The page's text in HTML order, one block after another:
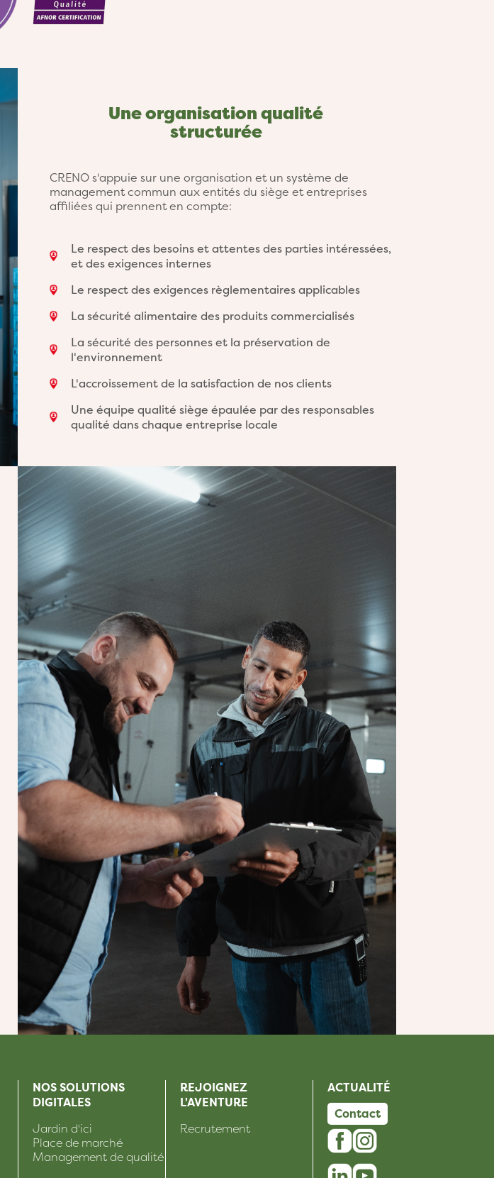
Une organisation qualité
structurée
CRENO s'appuie sur une organisation et un système de
management commun aux entités du siège et entreprises
affiliées qui prennent en compte:
Le respect des besoins et attentes des parties intéressées,
et des exigences internes
Le respect des exigences règlementaires applicables
La sécurité alimentaire des produits commercialisés
La sécurité des personnes et la préservation de
l'environnement
L'accroissement de la satisfaction de nos clients
Une équipe qualité siège épaulée par des responsables
qualité dans chaque entreprise locale
NOS SOLUTIONS
DIGITALES
Jardin d'ici
Place de marché
Management de qualité
REJOIGNEZ
L'AVENTURE
Recrutement
ACTUALITÉ
Contact